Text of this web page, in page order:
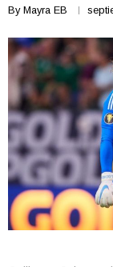
By Mayra EB